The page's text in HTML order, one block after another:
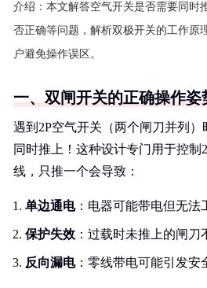
介绍： 本文解答空气开关是否需要同时
否正确等问题，解析双极开关的工作原
户避免操作误区。
一、双闸开关的正确操作姿
遇到2P空气开关（两个闸刀并列
同时推上！这种设计专门用于控制
线，只推一个会导致：
单边通电：电器可能带电但无法
保护失效 ：过载时未推上的闸刀
反向漏电：零线带电可能引发安